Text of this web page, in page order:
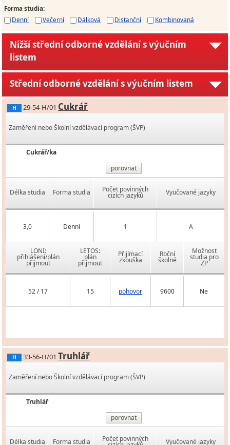
Forma studia:
Denní
Večerní Dálková Distanční Kombinovaná
Nižší střední odborné vzdělání s výučním
listem
Střední odborné vzdělání s výučním listem
H 29-54-H/01 Cukrář
Zaměření nebo Školní vzdělávací program (ŠVP)
Cukrář/ka
porovnat
Délka studia Forma studia Počet povinných
cizích jazyků Vyučované jazyky
3,0 Denní 1 A
LONI:
přihlášení/plán
přijmout
LETOS:
plán
přijmout
Přijímací
zkouška
Roční
školné
Možnost
studia pro
ZP
52 / 17 15 pohovor 9600 Ne
H 33-56-H/01 Truhlář
Zaměření nebo Školní vzdělávací program (ŠVP)
Truhlář
porovnat
Délka studia Forma studia Počet povinných Vyučované jazyky